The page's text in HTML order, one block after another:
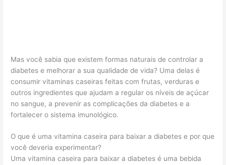
Mas você sabia que existem formas naturais de controlar a
diabetes e melhorar a sua qualidade de vida? Uma delas é
consumir vitaminas caseiras feitas com frutas, verduras e
outros ingredientes que ajudam a regular os níveis de açúcar
no sangue, a prevenir as complicações da diabetes e a
fortalecer o sistema imunológico.
O que é uma vitamina caseira para baixar a diabetes e por que
você deveria experimentar?
Uma vitamina caseira para baixar a diabetes é uma bebida